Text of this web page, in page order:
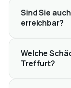
Sind Sie
erreichbar?
Welche
Treffurt?